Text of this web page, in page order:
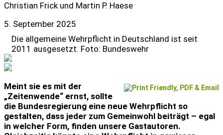
Christian Frick und Martin P. Haese
5. September 2025
Die allgemeine Wehrpflicht in Deutschland ist seit
2011 ausgesetzt. Foto: Bundeswehr
Meint sie es mit der
„Zeitenwende“ ernst, sollte
die Bundesregierung eine neue Wehrpflicht so
gestalten, dass jeder zum Gemeinwohl beiträgt – egal
in welcher Form, finden unsere Gastautoren.